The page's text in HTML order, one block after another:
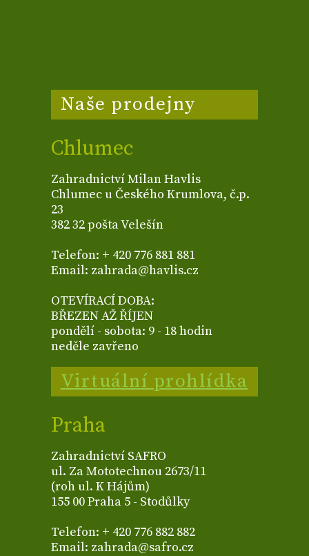
Naše prodejny
Chlumec
Zahradnictví Milan Havlis
Chlumec u Českého Krumlova, č.p.
23
382 32 pošta Velešín
Telefon: + 420 776 881 881
Email: zahrada@havlis.cz
OTEVÍRACÍ DOBA:
BŘEZEN AŽ ŘÍJEN
pondělí - sobota: 9 - 18 hodin
neděle zavřeno
Virtuální prohlídka
Praha
Zahradnictví SAFRO
ul. Za Mototechnou 2673/11
(roh ul. K Hájům)
155 00 Praha 5 - Stodůlky
Telefon: + 420 776 882 882
Email: zahrada@safro.cz